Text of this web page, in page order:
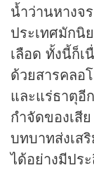
น้ำว่านหางจ
ประเทศมักนิ
เลือด ทั้งนี้ก็เ
ด้วยสารคลอ
และแร่ธาตุ
กำจัดของเสี
บทบาทส่งเส
ได้อย่างมีปร